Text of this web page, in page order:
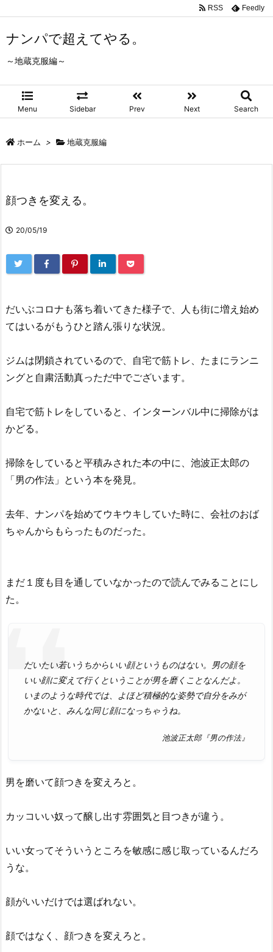
ナンパで超えてやる。
～地蔵克服編～
Menu Sidebar Prev Next Search
RSS Feedly
ホーム > 地蔵克服編
顔つきを変える。
20/05/19
だいぶコロナも落ち着いてきた様子で、人も街に増え始め
てはいるがもうひと踏ん張りな状況。
ジムは閉鎖されているので、自宅で筋トレ、たまにランニ
ングと自粛活動真っただ中でございます。
自宅で筋トレをしていると、インターンバル中に掃除がは
かどる。
掃除をしていると平積みされた本の中に、池波正太郎の
「男の作法」という本を発見。
去年、ナンパを始めてウキウキしていた時に、会社のおば
ちゃんからもらったものだった。
まだ１度も目を通していなかったので読んでみることにし
た。
だいたい若いうちからいい顔というものはない。男の顔を
いい顔に変えて行くということが男を磨くことなんだよ。
いまのような時代では、よほど積極的な姿勢で自分をみが
かないと、みんな同じ顔になっちゃうね。
池波正太郎『男の作法』
男を磨いて顔つきを変えろと。
カッコいい奴って醸し出す雰囲気と目つきが違う。
いい女ってそういうところを敏感に感じ取っているんだろ
うな。
顔がいいだけでは選ばれない。
顔ではなく、顔つきを変えろと。